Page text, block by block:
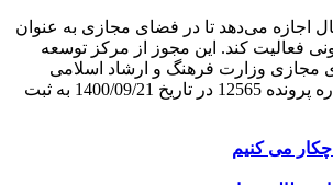
اجازه می‌دهد تا در فضای مجازی به عنوان
فعالیت کند. این مجوز از مرکز توسعه
مجازی وزارت فرهنگ و ارشاد اسلامی
دریافت شده و با شماره پرونده 12565 در تاریخ 1400/09/21 به ثبت
می کنیم